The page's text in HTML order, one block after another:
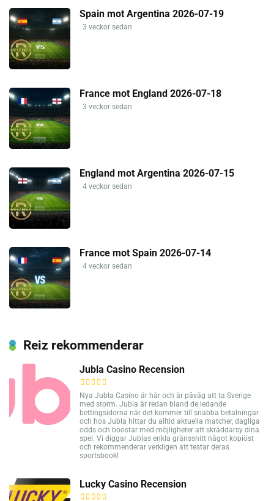
Spain mot Argentina 2026-07-19
3 veckor sedan
France mot England 2026-07-18
3 veckor sedan
England mot Argentina 2026-07-15
4 veckor sedan
France mot Spain 2026-07-14
4 veckor sedan
Reiz rekommenderar
Jubla Casino Recension
Nya Jubla Casino är här och är påväg att ta Sverige
med storm. Jubla är redan bland de ledande
bettingsidorna när det kommer till snabba betalningar
och hos Jubla hittar du alltid aktuella matcher, dagliga
odds och boostar med möjligheter att skräddarsy dina
spel. Vi diggar Jublas enkla gränssnitt något kopiöst
och rekommenderar verkligen att testar deras
sportsbook!
Lucky Casino Recension